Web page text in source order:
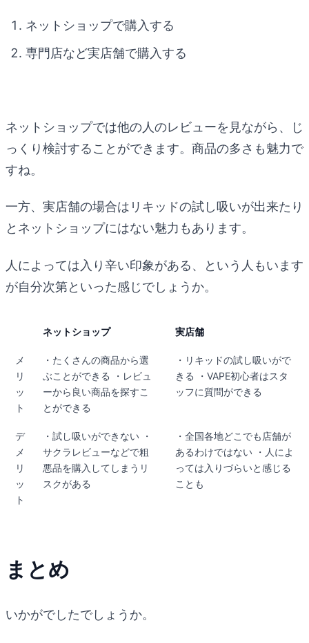
ネットショップで購入する
専門店など実店舗で購入する
ネットショップでは他の人のレビューを見ながら、じ
っくり検討することができます。商品の多さも魅力で
すね。
一方、実店舗の場合はリキッドの試し吸いが出来たり
とネットショップにはない魅力もあります。
人によっては入り辛い印象がある、という人もいます
が自分次第といった感じでしょうか。
ネットショップ 実店舗
メ
リ
ッ
ト
・たくさんの商品から選
ぶことができる ・レビュ
ーから良い商品を探すこ
とができる
・リキッドの試し吸いがで
きる ・VAPE初心者はスタ
ッフに質問ができる
デ
メ
リ
ッ
ト
・試し吸いができない ・
サクラレビューなどで粗
悪品を購入してしまうリ
スクがある
・全国各地どこでも店舗が
あるわけではない ・人によ
っては入りづらいと感じる
ことも
まとめ
いかがでしたでしょうか。